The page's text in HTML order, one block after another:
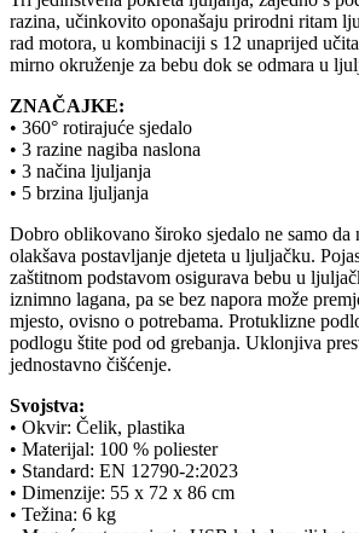
razina, učinkovito oponašaju prirodni ritam
rad motora, u kombinaciji s 12 unaprijed
mirno okruženje za bebu dok se odmara u
ZNAČAJKE:
• 360° rotirajuće sjedalo
• 3 razine nagiba naslona
• 3 načina ljuljanja
• 5 brzina ljuljanja
Dobro oblikovano široko sjedalo ne samo da
olakšava postavljanje djeteta u ljuljačku.
zaštitnom podstavom osigurava bebu u
iznimno lagana, pa se bez napora može
mjesto, ovisno o potrebama. Protuklizne
podlogu štite pod od grebanja. Uklonjiva
jednostavno čišćenje.
Svojstva:
• Okvir: Čelik, plastika
• Materijal: 100 % poliester
• Standard: EN 12790-2:2023
• Dimenzije: 55 x 72 x 86 cm
• Težina: 6 kg